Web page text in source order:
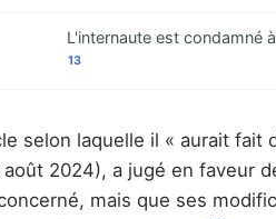
L'internaute est condamné
13
selon laquelle il « aurait fait
2024), a jugé en faveur
mais que ses